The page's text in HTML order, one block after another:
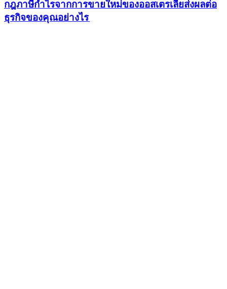
กฎภาษีกําไรจากการขายใหม่ของออสเตรเลียส่งผลต่อ
ธุรกิจของคุณอย่างไร​​